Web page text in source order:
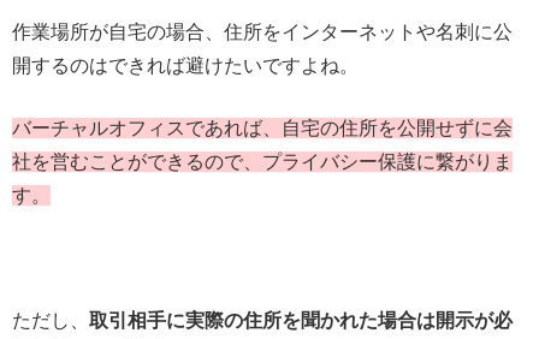
作業場所が自宅の場合、住所をインターネットや名刺に公
開するのはできれば避けたいですよね。
バーチャルオフィスであれば、自宅の住所を公開せずに会
社を営むことができるので、プライバシー保護に繋がりま
す。
ただし、 取引相手に実際の住所を聞かれた場合は開示が必